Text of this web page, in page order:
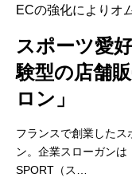
ECの強化によりオ
スポーツ愛
験型の店舗
ロン」
フランスで創業したス
ン。企業スローガンは
SPORT（ス…